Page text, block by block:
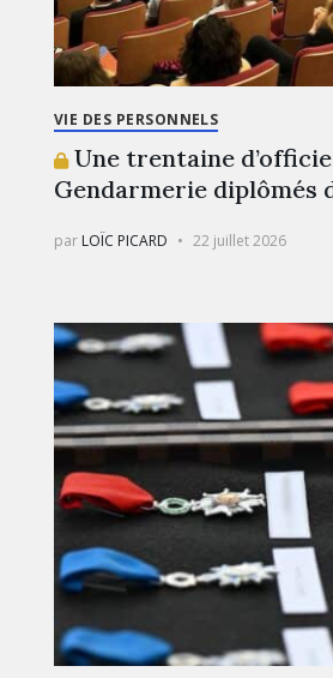
VIE DES PERSONNELS
Une trentaine
Gendarmerie diplômés
par LOÏC PICARD 22 juillet 2026